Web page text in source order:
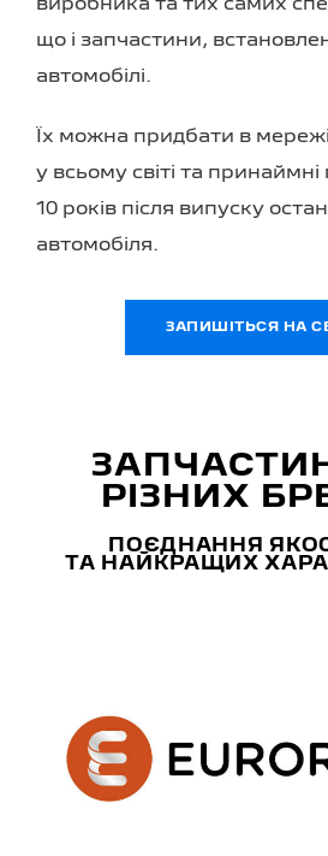
виробника та тих самих
що і запчастини,
автомобілі.
Їх можна придбати в
у всьому світі та
10 років після випуску
автомобіля.
ЗАПИШІТЬСЯ НА
РІЗНИХ
ПОЄДНАННЯ
ТА НАЙКРАЩИХ